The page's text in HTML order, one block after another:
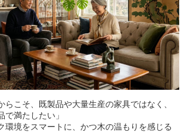
らこそ、既製品や大量生産の家具ではなく、
で満たしたい」
環境をスマートに、かつ木の温もりを感じる